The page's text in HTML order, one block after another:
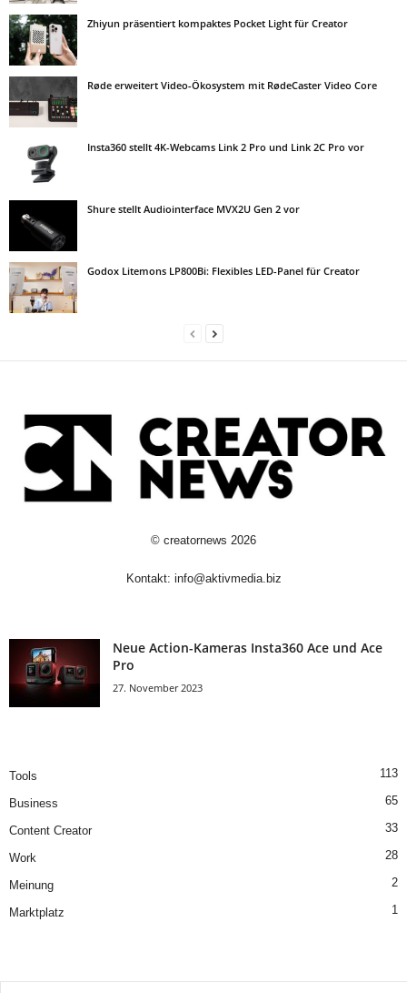
Zhiyun präsentiert kompaktes Pocket Light für Creator
Røde erweitert Video-Ökosystem mit RødeCaster Video Core
Insta360 stellt 4K-Webcams Link 2 Pro und Link 2C Pro vor
Shure stellt Audiointerface MVX2U Gen 2 vor
Godox Litemons LP800Bi: Flexibles LED-Panel für Creator
© creatornews 2026
Kontakt: info@aktivmedia.biz
Neue Action-Kameras Insta360 Ace und Ace
Pro
27. November 2023
Tools 113
Business 65
Content Creator 33
Work 28
Meinung 2
Marktplatz 1